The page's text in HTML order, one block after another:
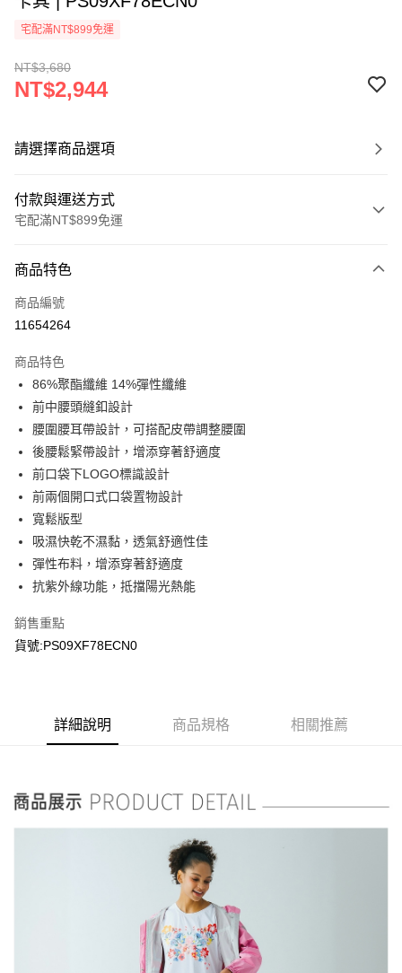
宅配滿NT$899免運
NT$3,680
NT$2,944
請選擇商品選項
付款與運送方式
宅配滿NT$899免運
信用卡一次付款
LINE Pay
悠遊付
Google Pay
運送方式
每筆NT$90，滿NT$899(含以上)免運費
商品特色
商品編號
11654264
商品特色
86%聚酯纖維 14%彈性纖維
前中腰頭縫釦設計
腰圍腰耳帶設計，可搭配皮帶調整腰圍
後腰鬆緊帶設計，增添穿著舒適度
前口袋下LOGO標識設計
前兩個開口式口袋置物設計
寬鬆版型
吸濕快乾不濕黏，透氣舒適性佳
彈性布料，增添穿著舒適度
抗紫外線功能，抵擋陽光熱能
銷售重點
貨號:PS09XF78ECN0
詳細說明 商品規格 相關推薦